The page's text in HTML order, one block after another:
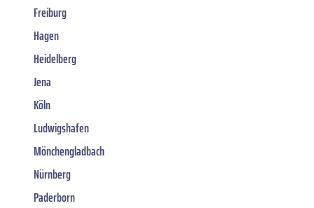
Freiburg
Hagen
Heidelberg
Jena
Köln
Ludwigshafen
Mönchengladbach
Nürnberg
Paderborn